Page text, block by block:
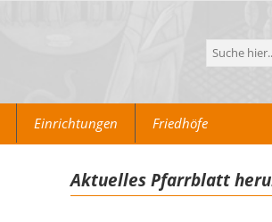
Einrichtungen Friedhöfe
Aktuelles Pfarrblatt